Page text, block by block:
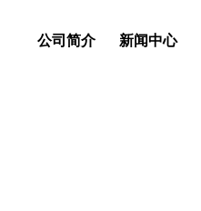
公司简介 新闻中心